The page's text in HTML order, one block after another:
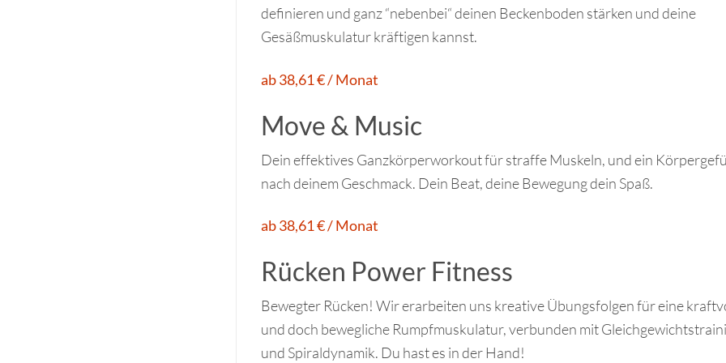
definieren und ganz “nebenbei“ deinen Beckenboden stärken und deine
Gesäßmuskulatur kräftigen kannst.
ab 38,61 € / Monat
Move & Music
Dein effektives Ganzkörperworkout für straffe Muskeln, und ein
nach deinem Geschmack. Dein Beat, deine Bewegung dein Spaß.
ab 38,61 € / Monat
Rücken Power Fitness
Bewegter Rücken! Wir erarbeiten uns kreative Übungsfolgen für eine
und doch bewegliche Rumpfmuskulatur, verbunden mit
und Spiraldynamik. Du hast es in der Hand!